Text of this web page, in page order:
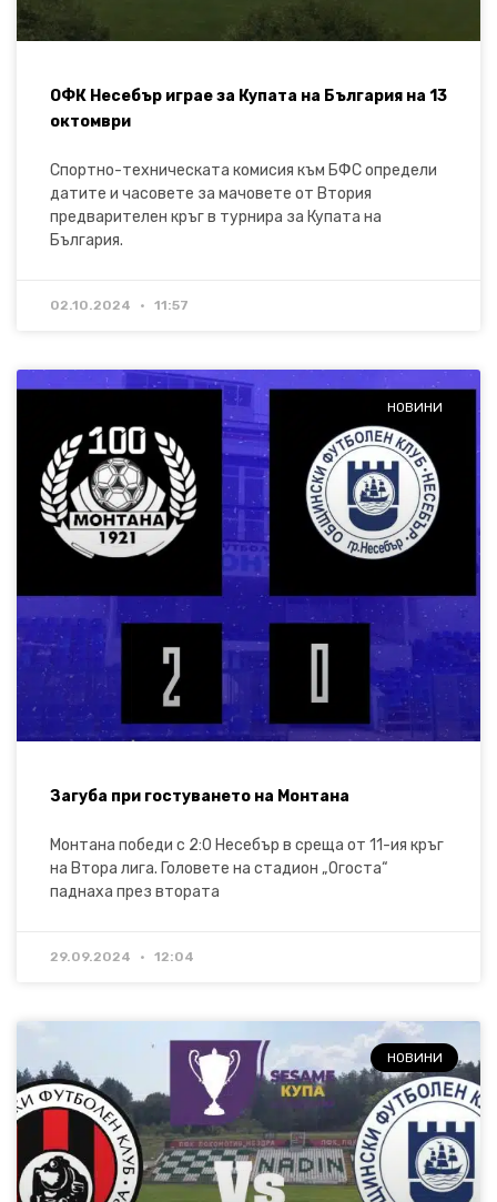
ОФК Несебър играе за Купата на България на 13
октомври
Спортно-техническата комисия към БФС определи
датите и часовете за мачовете от Втория
предварителен кръг в турнира за Купата на
България.
02.10.2024 11:57
НОВИНИ
Загуба при гостуването на Монтана
Монтана победи с 2:0 Несебър в среща от 11-ия кръг
на Втора лига. Головете на стадион „Огоста“
паднаха през втората
29.09.2024 12:04
НОВИНИ